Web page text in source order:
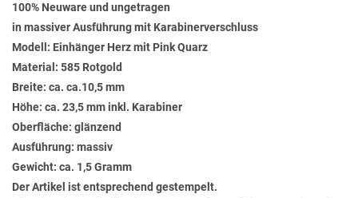
100% Neuware und ungetragen
in massiver Ausführung mit Karabinerverschluss
Modell: Einhänger Herz mit Pink Quarz
Material: 585 Rotgold
Breite: ca. ca.10,5 mm
Höhe: ca. 23,5 mm inkl. Karabiner
Oberfläche: glänzend
Ausführung: massiv
Gewicht: ca. 1,5 Gramm
Der Artikel ist entsprechend gestempelt.